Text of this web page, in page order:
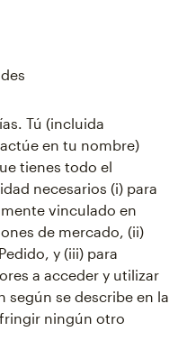
Tú (incluida
en tu nombre)
tienes todo el
necesarios (i) para
vinculado en
de mercado, (ii)
y (iii) para
a acceder y utilizar
se describe en la
ningún otro